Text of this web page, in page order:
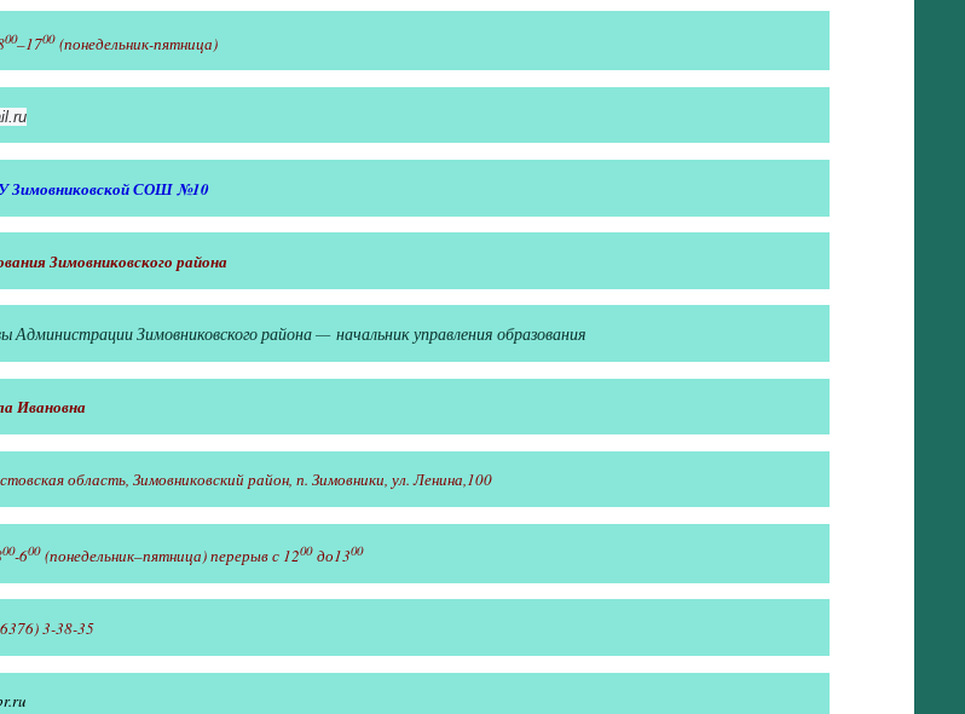
00–1700(понедельник-пятница)
Зимовниковской СОШ №10
Зимовниковского района
Администрации Зимовниковского района — начальник управления образования
Ивановна
область, Зимовниковский район, п. Зимовники, ул. Ленина,100
00-600(понедельник–пятница) перерыв с 1200до1300
3-38-35